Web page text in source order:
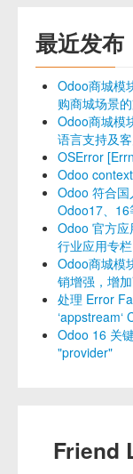
最近发布
Odoo商城模
购商城场景的
Odoo商城模
语言支持及
OSError
Odoo
Odoo 符合
Odoo17、16
Odoo 官方
行业应用专栏
Odoo商城模
销增强，增加
处理 Error
Odoo 16 关
"provider"
Friend